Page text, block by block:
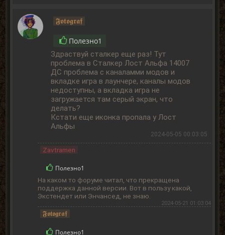
𝕱𝖔𝖙𝖔𝖌𝖗𝖆𝖋
Полезно1
Здраствуй сталкер еще раз! Тут
проблема в Сталкер Лост Альфа 14007
ДС проблема с каналамми модов и
вкладке игра в лаунчере, каналы модов
недоступны, а вкладка игра не
загружается там серый экран, что
делать?
Кстати еще иконка пропала у Лост
Альфы
2024-05-05 00:03:05
Zavtramen
Полезно1
На каком то форуме читал, что прекращена
поддержка данной версии. Вот в пользу какой,
Экстендет или Энчансед, не знаю.
2024-05-21 01:03:04
𝕱𝖔𝖙𝖔𝖌𝖗𝖆𝖋
Полезно1